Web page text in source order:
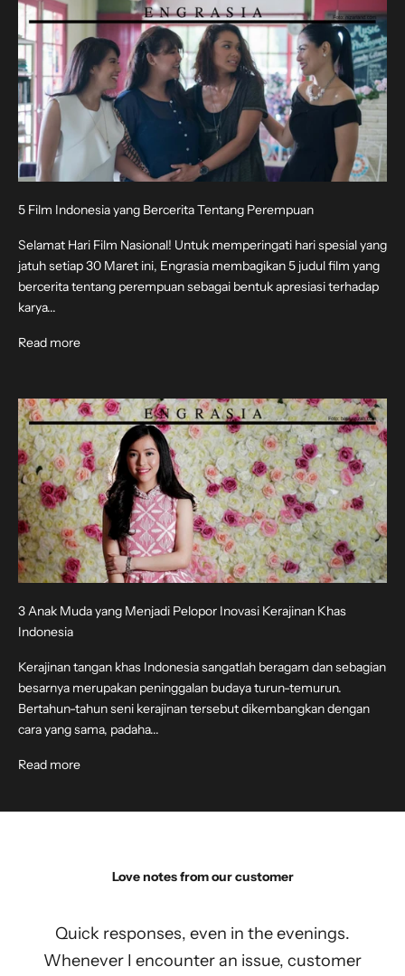
5 Film Indonesia yang Bercerita Tentang Perempuan
Selamat Hari Film Nasional! Untuk memperingati hari spesial yang
jatuh setiap 30 Maret ini, Engrasia membagikan 5 judul film yang
bercerita tentang perempuan sebagai bentuk apresiasi terhadap
karya...
Read more
3 Anak Muda yang Menjadi Pelopor Inovasi Kerajinan Khas
Indonesia
Kerajinan tangan khas Indonesia sangatlah beragam dan sebagian
besarnya merupakan peninggalan budaya turun-temurun.
Bertahun-tahun seni kerajinan tersebut dikembangkan dengan
cara yang sama, padaha...
Read more
Love notes from our customer
Quick responses, even in the evenings.
Whenever I encounter an issue, customer